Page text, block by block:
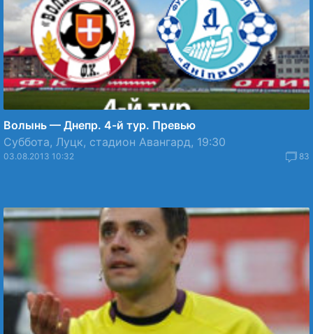
Волынь — Днепр. 4-й тур. Превью
Суббота, Луцк, стадион Авангард, 19:30
03.08.2013 10:32 83